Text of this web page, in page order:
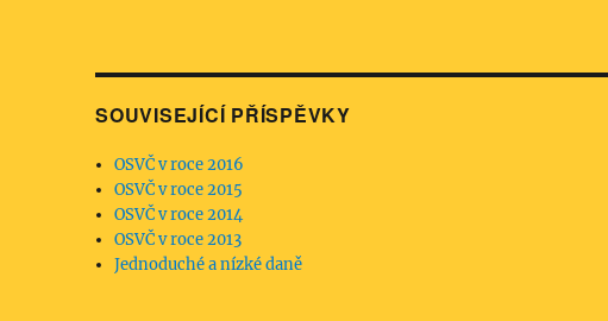
SOUVISEJÍCÍ PŘÍSPĚVKY
OSVČ v roce 2016
OSVČ v roce 2015
OSVČ v roce 2014
OSVČ v roce 2013
Jednoduché a nízké daně